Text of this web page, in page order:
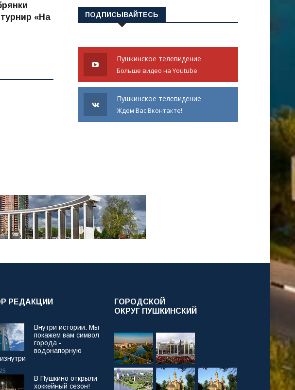
«На
ПОДПИСЫВАЙТЕСЬ
Пушкинское телевидение
Больше видео на Youtube
Пушкинское телевидение
Ждем Вас Вконтакте!
РЕДАКЦИИ
Внутри истории. Мы
покажем вам символ
города -
водонапорную
В Пушкино открыли
хоккейный сезон!
ГОРОДСКОЙ
ОКРУГ ПУШКИНСКИЙ